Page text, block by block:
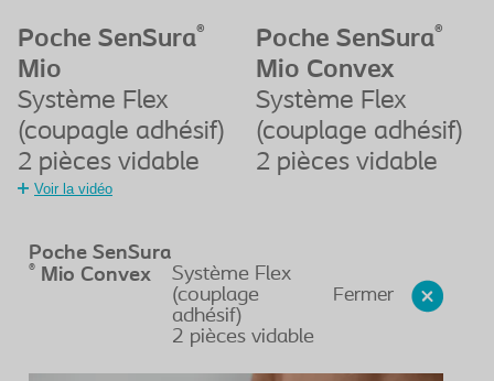
Poche SenSura®
Mio
Système Flex
(coupagle adhésif)
2 pièces vidable
Voir la vidéo
Poche SenSura®
Mio Convex
Système Flex
(couplage adhésif)
2 pièces vidable
Fermer
Poche SenSura
® Mio Convex
Système Flex
(couplage
adhésif)
2 pièces vidable